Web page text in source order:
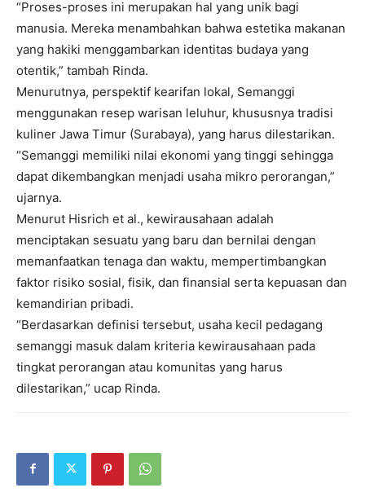
“Proses-proses ini merupakan hal yang unik bagi
manusia. Mereka menambahkan bahwa estetika makanan
yang hakiki menggambarkan identitas budaya yang
otentik,” tambah Rinda.
Menurutnya, perspektif kearifan lokal, Semanggi
menggunakan resep warisan leluhur, khususnya tradisi
kuliner Jawa Timur (Surabaya), yang harus dilestarikan.
“Semanggi memiliki nilai ekonomi yang tinggi sehingga
dapat dikembangkan menjadi usaha mikro perorangan,”
ujarnya.
Menurut Hisrich et al., kewirausahaan adalah
menciptakan sesuatu yang baru dan bernilai dengan
memanfaatkan tenaga dan waktu, mempertimbangkan
faktor risiko sosial, fisik, dan finansial serta kepuasan dan
kemandirian pribadi.
“Berdasarkan definisi tersebut, usaha kecil pedagang
semanggi masuk dalam kriteria kewirausahaan pada
tingkat perorangan atau komunitas yang harus
dilestarikan,” ucap Rinda.